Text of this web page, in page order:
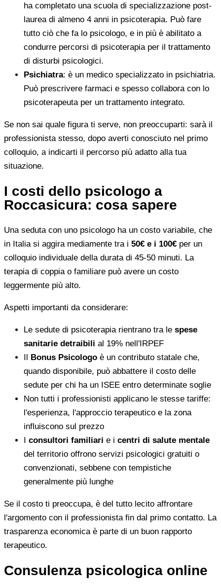
ha completato una scuola di specializzazione post-
laurea di almeno 4 anni in psicoterapia. Può fare
tutto ciò che fa lo psicologo, e in più è abilitato a
condurre percorsi di psicoterapia per il trattamento
di disturbi psicologici.
Psichiatra: è un medico specializzato in psichiatria.
Può prescrivere farmaci e spesso collabora con lo
psicoterapeuta per un trattamento integrato.
Se non sai quale figura ti serve, non preoccuparti: sarà il
professionista stesso, dopo averti conosciuto nel primo
colloquio, a indicarti il percorso più adatto alla tua
situazione.
I costi dello psicologo a
Roccasicura: cosa sapere
Una seduta con uno psicologo ha un costo variabile, che
in Italia si aggira mediamente tra i 50€ e i 100€ per un
colloquio individuale della durata di 45-50 minuti. La
terapia di coppia o familiare può avere un costo
leggermente più alto.
Aspetti importanti da considerare:
Le sedute di psicoterapia rientrano tra le spese
sanitarie detraibili al 19% nell'IRPEF
Il Bonus Psicologo è un contributo statale che,
quando disponibile, può abbattere il costo delle
sedute per chi ha un ISEE entro determinate soglie
Non tutti i professionisti applicano le stesse tariffe:
l'esperienza, l'approccio terapeutico e la zona
influiscono sul prezzo
I consultori familiari e i centri di salute mentale
del territorio offrono servizi psicologici gratuiti o
convenzionati, sebbene con tempistiche
generalmente più lunghe
Se il costo ti preoccupa, è del tutto lecito affrontare
l'argomento con il professionista fin dal primo contatto. La
trasparenza economica è parte di un buon rapporto
terapeutico.
Consulenza psicologica online